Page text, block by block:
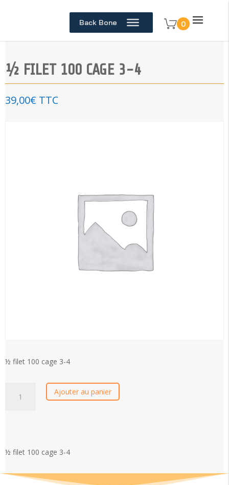
Back Bone 0
½ FILET 100 CAGE 3-4
39,00€ TTC
½ filet 100 cage 3-4
cage
Ajouter au panier
½ filet 100 cage 3-4